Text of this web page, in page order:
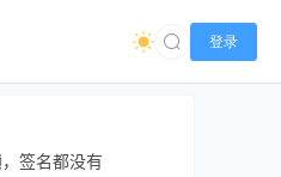
登录
签名都没有